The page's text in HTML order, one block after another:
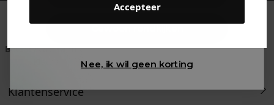
Accepteer
Betaal achteraf met
Voor 23:59 besteld
is morgen in huis!*
Klanten beoordelen
ons met een 9,6!
Klantenservice
Nee, ik wil geen korting